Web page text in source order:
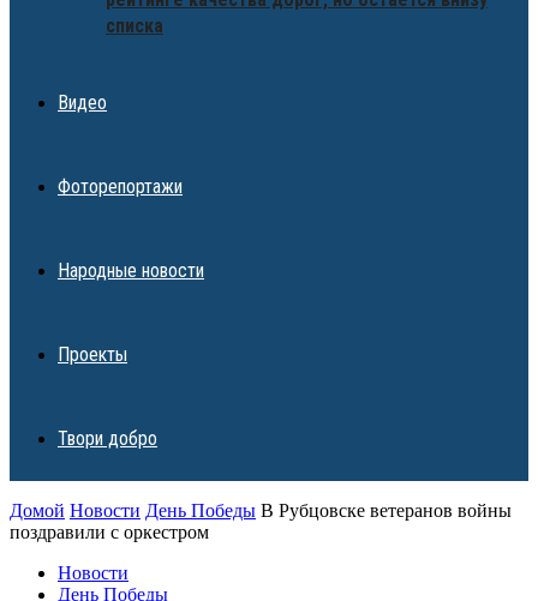
списка
Видео
Фоторепортажи
Народные новости
Проекты
Твори добро
Домой Новости День Победы В Рубцовске ветеранов войны
поздравили с оркестром
Новости
День Победы